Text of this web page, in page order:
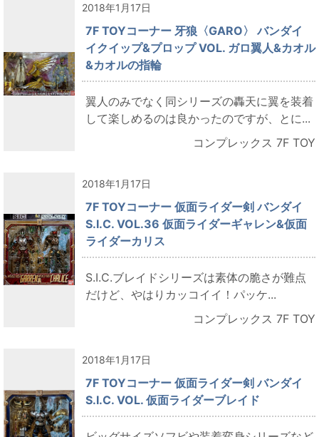
2018年1月17日
7F TOYコーナー 牙狼〈GARO〉 バンダイ
イクイップ&プロップ VOL. ガロ翼人&カオル
&カオルの指輪
翼人のみでなく同シリーズの轟天に翼を装着
して楽しめるのは良かったのですが、とに...
コンプレックス 7F TOY
2018年1月17日
7F TOYコーナー 仮面ライダー剣 バンダイ
S.I.C. VOL.36 仮面ライダーギャレン&仮面
ライダーカリス
S.I.C.ブレイドシリーズは素体の脆さが難点
だけど、やはりカッコイイ！パッケ...
コンプレックス 7F TOY
2018年1月17日
7F TOYコーナー 仮面ライダー剣 バンダイ
S.I.C. VOL. 仮面ライダーブレイド